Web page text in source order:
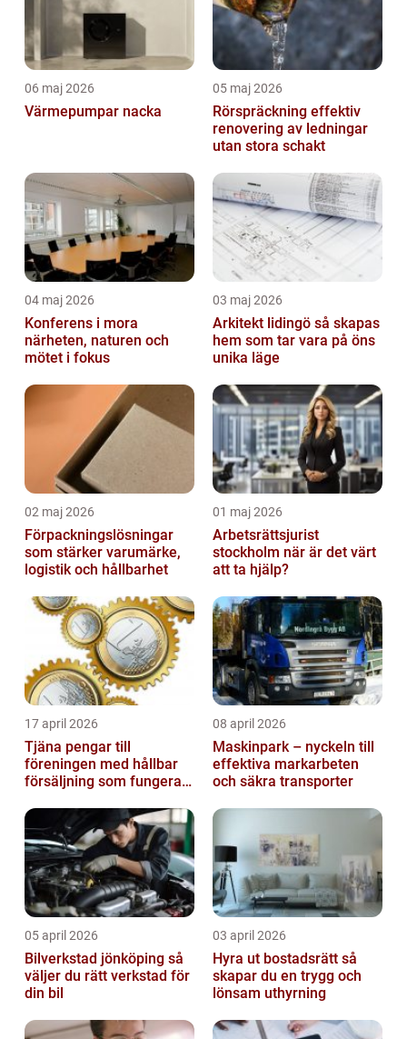
06 maj 2026
Värmepumpar nacka
05 maj 2026
Rörspräckning effektiv
renovering av ledningar
utan stora schakt
04 maj 2026
Konferens i mora
närheten, naturen och
mötet i fokus
03 maj 2026
Arkitekt lidingö så skapas
hem som tar vara på öns
unika läge
02 maj 2026
Förpackningslösningar
som stärker varumärke,
logistik och hållbarhet
01 maj 2026
Arbetsrättsjurist
stockholm när är det värt
att ta hjälp?
17 april 2026
Tjäna pengar till
föreningen med hållbar
försäljning som fungerar
08 april 2026
Maskinpark – nyckeln till
effektiva markarbeten
och säkra transporter
05 april 2026
Bilverkstad jönköping så
väljer du rätt verkstad för
din bil
03 april 2026
Hyra ut bostadsrätt så
skapar du en trygg och
lönsam uthyrning